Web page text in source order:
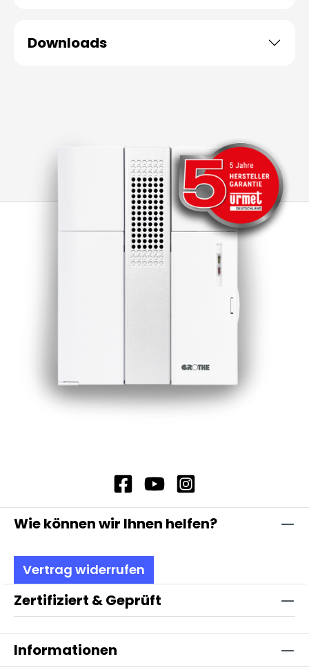
Downloads
Wie können wir Ihnen helfen?
Vertrag widerrufen
Zertifiziert & Geprüft
Informationen